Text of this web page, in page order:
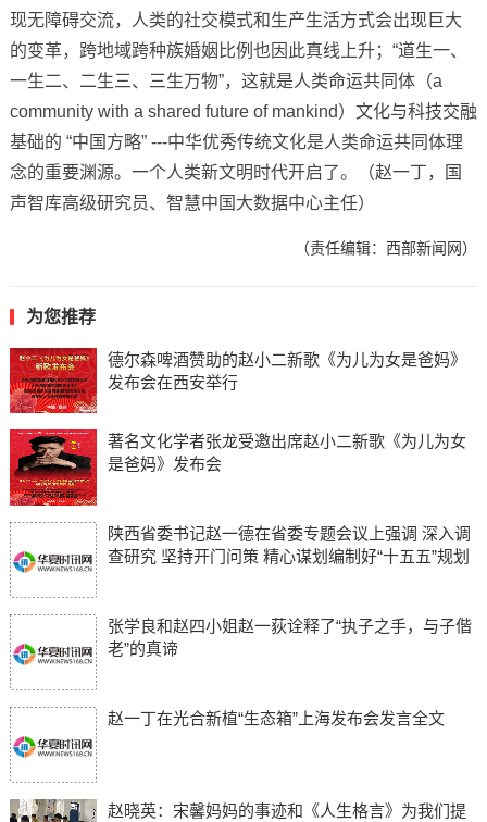
现无障碍交流，人类的社交模式和生产生活方式会出现巨大
的变革，跨地域跨种族婚姻比例也因此真线上升；“道生一、
一生二、二生三、三生万物”，这就是人类命运共同体（a
community with a shared future of mankind）文化与科技交融
基础的 “中国方略” ---中华优秀传统文化是人类命运共同体理
念的重要渊源。一个人类新文明时代开启了。（赵一丁，国
声智库高级研究员、智慧中国大数据中心主任）
（责任编辑：西部新闻网）
为您推荐
德尔森啤酒赞助的赵小二新歌《为儿为女是爸妈》
发布会在西安举行
著名文化学者张龙受邀出席赵小二新歌《为儿为女
是爸妈》发布会
陕西省委书记赵一德在省委专题会议上强调 深入调
查研究 坚持开门问策 精心谋划编制好“十五五”规划
张学良和赵四小姐赵一荻诠释了“执子之手，与子偕
老”的真谛
赵一丁在光合新植“生态箱”上海发布会发言全文
赵晓英：宋馨妈妈的事迹和《人生格言》为我们提